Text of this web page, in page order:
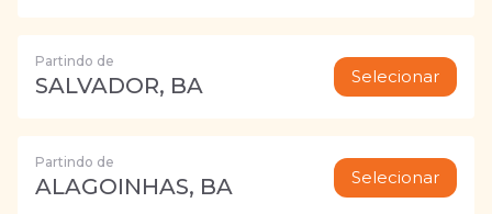
Partindo de
SALVADOR, BA Selecionar
Partindo de
ALAGOINHAS, BA Selecionar